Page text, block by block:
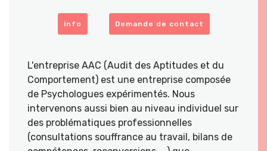
info Demande de contact
L'entreprise AAC (Audit des Aptitudes et du
Comportement) est une entreprise composée
de Psychologues expérimentés. Nous
intervenons aussi bien au niveau individuel sur
des problématiques professionnelles
(consultations souffrance au travail, bilans de